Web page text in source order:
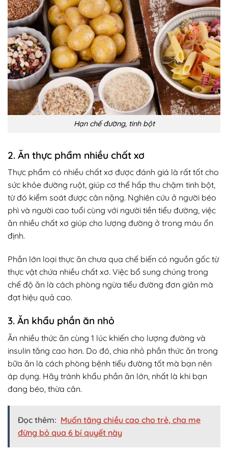
Hạn chế đường, tinh bột
2. Ăn thực phẩm nhiều chất xơ
Thực phẩm có nhiều chất xơ được đánh giá là rất tốt cho
sức khỏe đường ruột, giúp cơ thể hấp thu chậm tinh bột,
từ đó kiểm soát được cân nặng. Nghiên cứu ở người béo
phì và người cao tuổi cùng với người tiền tiểu đường, việc
ăn nhiều chất xơ giúp cho lượng đường ở trong máu ổn
định.
Phần lớn loại thực ăn chưa qua chế biến có nguồn gốc từ
thực vật chứa nhiều chất xơ. Việc bổ sung chúng trong
chế độ ăn là cách phòng ngừa tiểu đường đơn giản mà
đạt hiệu quả cao.
3. Ăn khẩu phần ăn nhỏ
Ăn nhiều thức ăn cùng 1 lúc khiến cho lượng đường và
insulin tăng cao hơn. Do đó, chia nhỏ phần thức ăn trong
bữa ăn là cách phòng bệnh tiểu đường tốt mà bạn nên
áp dụng. Hãy tránh khẩu phần ăn lớn, nhất là khi bạn
đang béo, thừa cân.
Đọc thêm: Muốn tăng chiều cao cho trẻ, cha mẹ
đừng bỏ qua 6 bí quyết này